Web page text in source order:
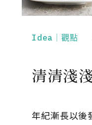
Idea｜觀點
清清淺
年紀漸長以後